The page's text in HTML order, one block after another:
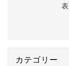
カテゴリー